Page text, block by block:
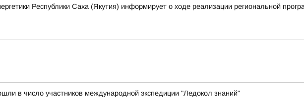
Республики Саха (Якутия) информирует о ходе реализации региональной
в число участников международной экспедиции "Ледокол знаний"